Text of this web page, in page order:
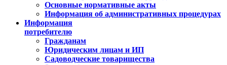
Основные нормативные акты
Информация об административных процедурах
Информация
потребителю
Гражданам
Юридическим лицам и ИП
Садоводческие товарищества